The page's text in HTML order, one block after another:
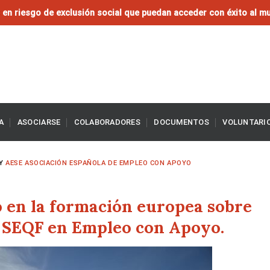
riesgo de exclusión social que puedan acceder con éxito al
ASOCIARSE COLABORADORES DOCUMENTOS
AESE ASOCIACIÓN ESPAÑOLA DE EMPLEO CON APOYO
en la formación europea sobre
en Empleo con Apoyo.